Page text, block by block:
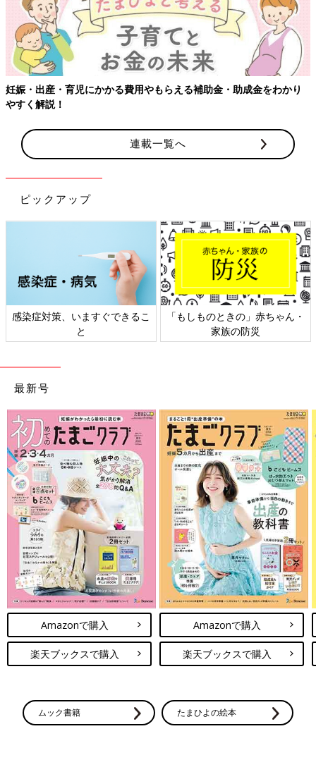
補助金・助成金をわかり
連載一覧へ
ピックアップ
ますぐできるこ
「もしものときの」赤ちゃん・
日本外来小
最新号
Amazonで購入
楽天ブックスで購入
Amazonで購入
楽天ブックスで購入
ムック書籍 たまひよの絵本